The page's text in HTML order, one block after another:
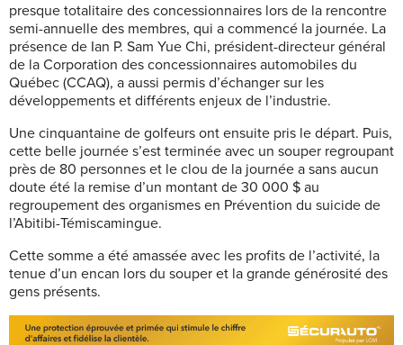
presque totalitaire des concessionnaires lors de la rencontre
semi-annuelle des membres, qui a commencé la journée. La
présence de Ian P. Sam Yue Chi, président-directeur général
de la Corporation des concessionnaires automobiles du
Québec (CCAQ), a aussi permis d’échanger sur les
développements et différents enjeux de l’industrie.
Une cinquantaine de golfeurs ont ensuite pris le départ. Puis,
cette belle journée s’est terminée avec un souper regroupant
près de 80 personnes et le clou de la journée a sans aucun
doute été la remise d’un montant de 30 000 $ au
regroupement des organismes en Prévention du suicide de
l’Abitibi-Témiscamingue.
Cette somme a été amassée avec les profits de l’activité, la
tenue d’un encan lors du souper et la grande générosité des
gens présents.